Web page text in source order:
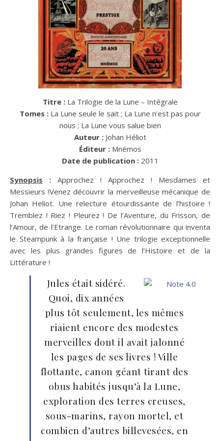
Titre : La Trilogie de la Lune – Intégrale
Tomes : La Lune seule le sait ; La Lune n’est pas pour
nous ; La Lune vous salue bien
Auteur : Johan Héliot
Éditeur : Mnémos
Date de publication : 2011
Synopsis : Approchez ! Approchez ! Mesdames et
Messieurs !Venez découvrir la merveilleuse mécanique de
Johan Heliot. Une relecture étourdissante de l’histoire !
Tremblez ! Riez ! Pleurez ! De l’Aventure, du Frisson, de
l’Amour, de l’Etrange. Le roman révolutionnaire qui inventa
le Steampunk à la française ! Une trilogie exceptionnelle
avec les plus grandes figures de l’Histoire et de la
Littérature !
Jules était sidéré.
Quoi, dix années
plus tôt seulement, les mêmes
riaient encore des modestes
merveilles dont il avait jalonné
les pages de ses livres ! Ville
flottante, canon géant tirant des
obus habités jusqu’à la Lune,
exploration des terres creuses,
sous-marins, rayon mortel, et
combien d’autres billevesées, en